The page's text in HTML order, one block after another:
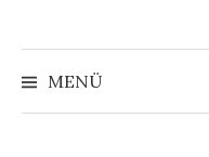
MENÜ